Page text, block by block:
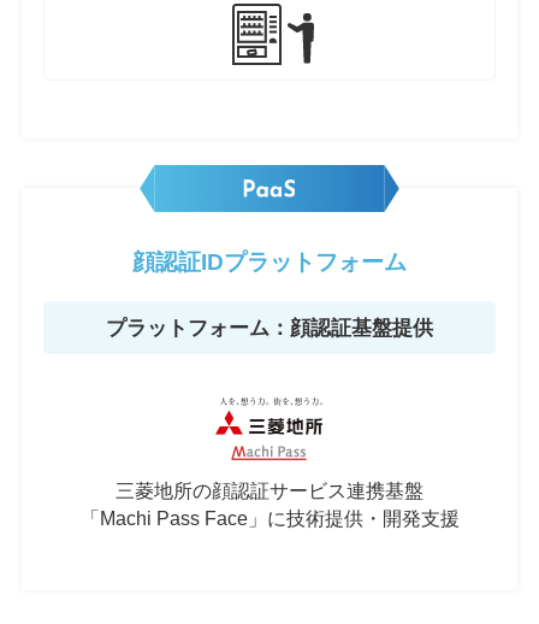
顔認証IDプラットフォーム
プラットフォーム：顔認証基盤提供
三菱地所の顔認証サービス連携基盤
「Machi Pass Face」に技術提供・開発支援